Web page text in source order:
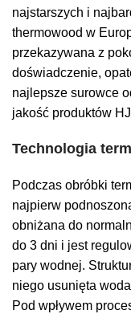
najstarszych i
thermowood w
przekazywana z
doświadczenie,
najlepsze surowce
jakość produktów
Technologia
Podczas obróbki
najpierw
obniżana do
do 3 dni i jest
pary wodnej.
niego usunięta
Pod wpływem